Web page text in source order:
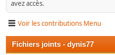
avez accès.
Voir les contributions Menu
Fichiers joints - dynis77